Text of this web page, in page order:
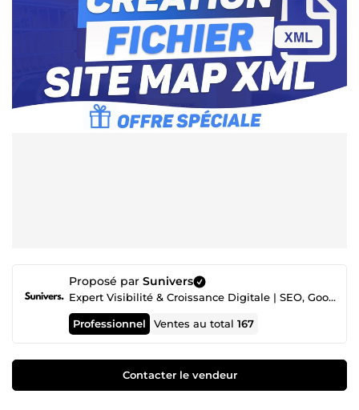
Proposé par Sunivers
Expert Visibilité & Croissance Digitale | SEO, Google Ads, Développement Web & Solutions IA
Professionnel Ventes au total167
Contacter le vendeur